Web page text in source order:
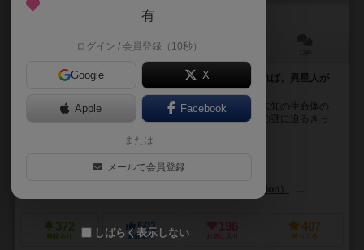
40～160分
探査機を惑星に着陸、恒星を調査し、データを解析すれば、異星人が
探査船を打ち上げろ。惑星を周回し、地上を探査し、未知の生命体の
痕跡を収集するのだ。異星人との出会いは、我々人類の謎に迫るきっ
オンドレイ・フルディナ（Ondřej Hrdina）
チェコゲームズエディション（Czech Games Edition）
372
興味あり
501
経験あり
196
お気に入り
407
持ってる
有
ログイン / 会員登録（10秒）
Google X
Apple Facebook
または
メールで会員登録
しばらく表示しない